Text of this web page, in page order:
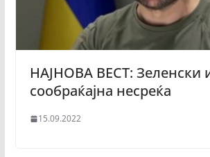
НАЈНОВА ВЕСТ: Зеленски
сообраќајна несреќа
15.09.2022